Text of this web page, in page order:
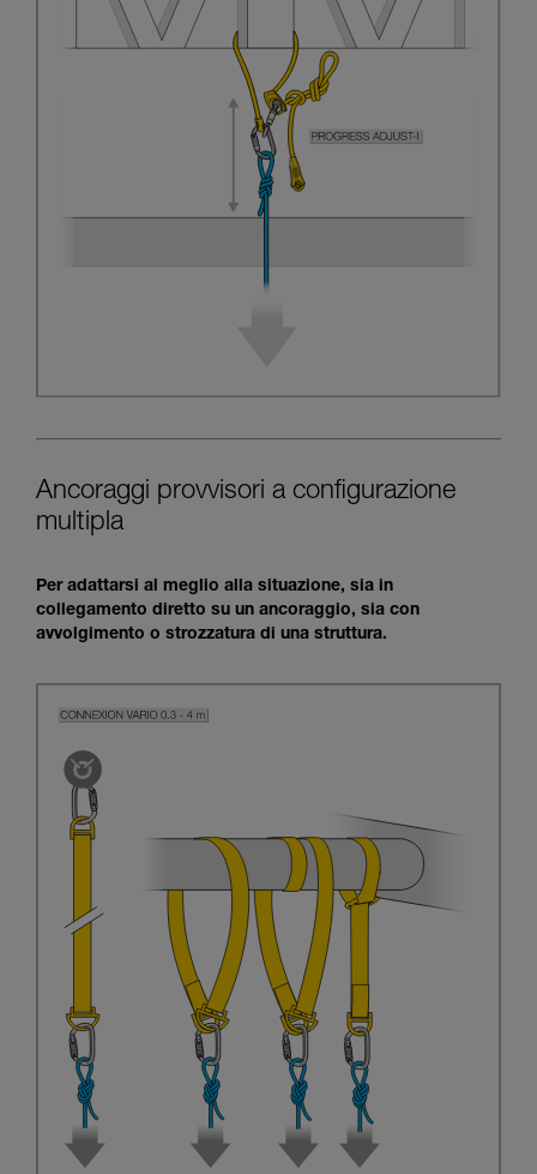
Ancoraggi provvisori a configurazione
multipla
Per adattarsi al meglio alla situazione, sia in
collegamento diretto su un ancoraggio, sia con
avvolgimento o strozzatura di una struttura.